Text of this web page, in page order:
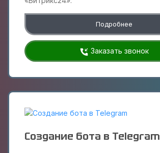
Подробнее
Заказать звонок
Создание бота в Telegram